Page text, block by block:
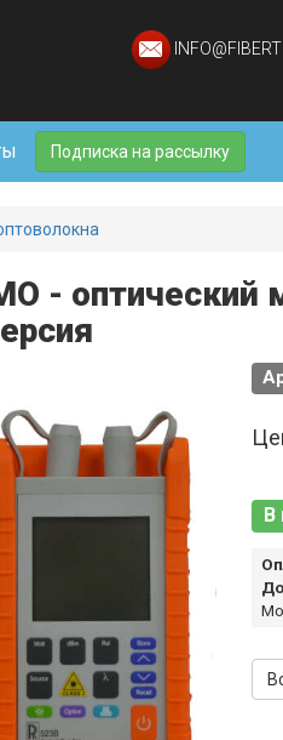
Подписка на рассылку
-
В